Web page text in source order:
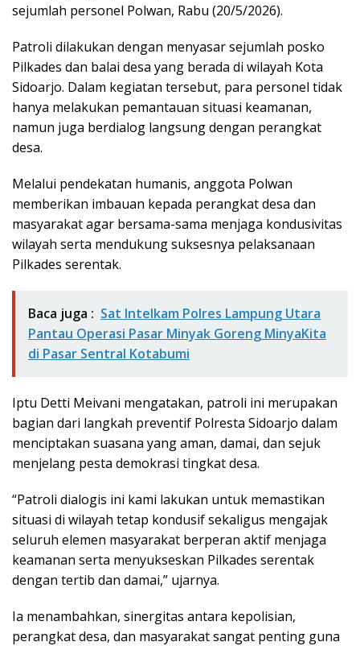
sejumlah personel Polwan, Rabu (20/5/2026).
Patroli dilakukan dengan menyasar sejumlah posko
Pilkades dan balai desa yang berada di wilayah Kota
Sidoarjo. Dalam kegiatan tersebut, para personel tidak
hanya melakukan pemantauan situasi keamanan,
namun juga berdialog langsung dengan perangkat
desa.
Melalui pendekatan humanis, anggota Polwan
memberikan imbauan kepada perangkat desa dan
masyarakat agar bersama-sama menjaga kondusivitas
wilayah serta mendukung suksesnya pelaksanaan
Pilkades serentak.
Baca juga : Sat Intelkam Polres Lampung Utara
Pantau Operasi Pasar Minyak Goreng MinyaKita
di Pasar Sentral Kotabumi
Iptu Detti Meivani mengatakan, patroli ini merupakan
bagian dari langkah preventif Polresta Sidoarjo dalam
menciptakan suasana yang aman, damai, dan sejuk
menjelang pesta demokrasi tingkat desa.
“Patroli dialogis ini kami lakukan untuk memastikan
situasi di wilayah tetap kondusif sekaligus mengajak
seluruh elemen masyarakat berperan aktif menjaga
keamanan serta menyukseskan Pilkades serentak
dengan tertib dan damai,” ujarnya.
Ia menambahkan, sinergitas antara kepolisian,
perangkat desa, dan masyarakat sangat penting guna